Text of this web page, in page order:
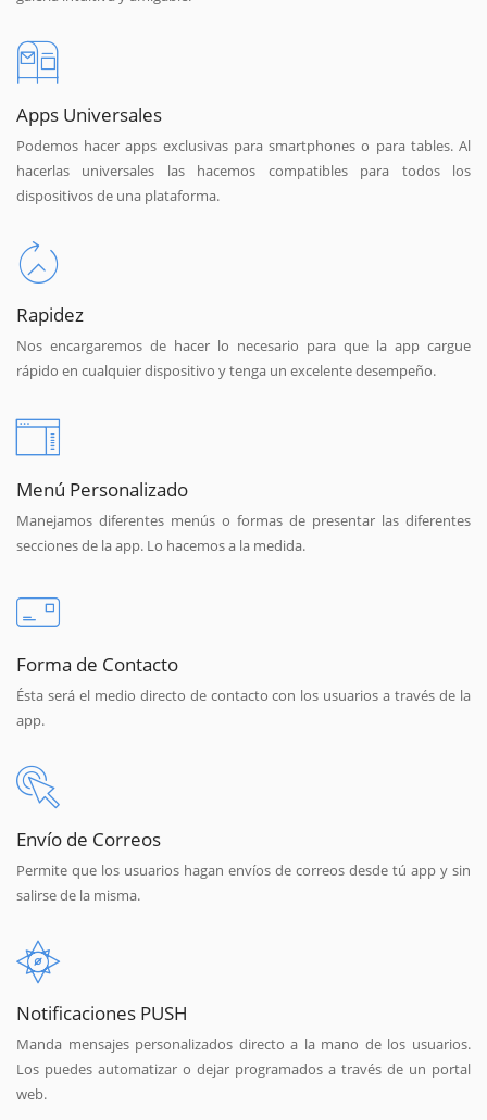
Apps Universales
Podemos hacer apps exclusivas para smartphones o para tables. Al
hacerlas universales las hacemos compatibles para todos los
dispositivos de una plataforma.
Rapidez
Nos encargaremos de hacer lo necesario para que la app cargue
rápido en cualquier dispositivo y tenga un excelente desempeño.
Menú Personalizado
Manejamos diferentes menús o formas de presentar las diferentes
secciones de la app. Lo hacemos a la medida.
Forma de Contacto
Ésta será el medio directo de contacto con los usuarios a través de la
app.
Envío de Correos
Permite que los usuarios hagan envíos de correos desde tú app y sin
salirse de la misma.
Notificaciones PUSH
Manda mensajes personalizados directo a la mano de los usuarios.
Los puedes automatizar o dejar programados a través de un portal
web.